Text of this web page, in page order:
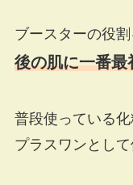
ブースターの役
後の肌に一番最
普段使っている
プラスワンとし